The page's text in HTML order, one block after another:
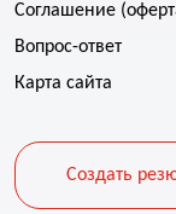
Соглашение
Вопрос-ответ
Карта сайта
Создать